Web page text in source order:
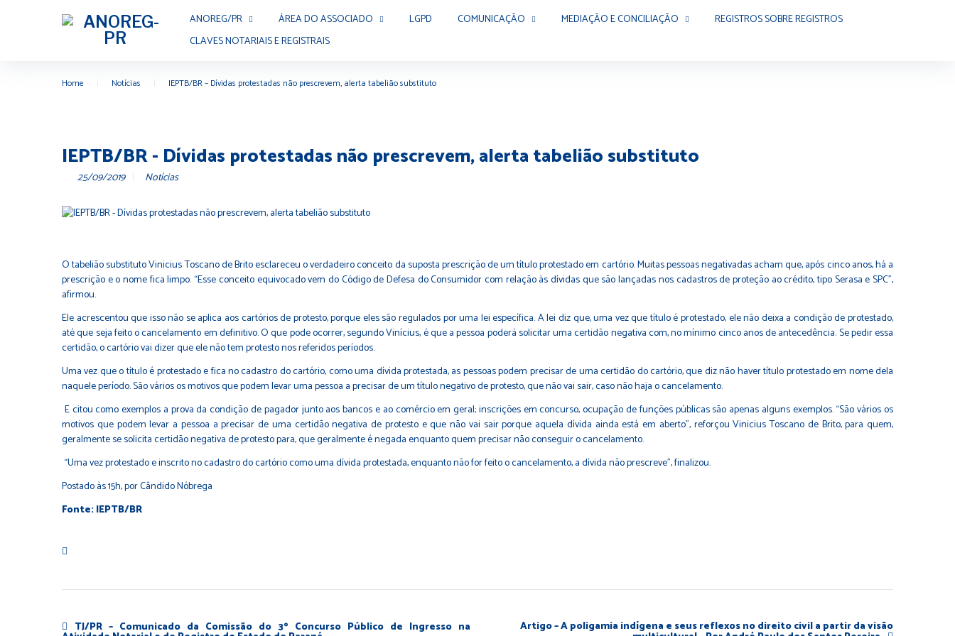
ANOREG/PR ÁREA DO ASSOCIADO LGPD COMUNICAÇÃO MEDIAÇÃO E CONCILIAÇÃO
REGISTROS SOBRE REGISTROS
CLAVES NOTARIAIS E REGISTRAIS
Home Notícias IEPTB/BR – Dívidas protestadas não prescrevem, alerta tabelião substituto
IEPTB/BR - Dívidas protestadas não prescrevem, alerta tabelião substituto
25/09/2019 Notícias
O tabelião substituto Vinicius Toscano de Brito esclareceu o verdadeiro conceito da suposta prescrição de um título protestado em cartório. Muitas pessoas negativadas acham que, após cinco anos, há a
prescrição e o nome fica limpo. “Esse conceito equivocado vem do Código de Defesa do Consumidor com relação às dívidas que são lançadas nos cadastros de proteção ao crédito, tipo Serasa e SPC”,
afirmou.
Ele acrescentou que isso não se aplica aos cartórios de protesto, porque eles são regulados por uma lei específica. A lei diz que, uma vez que título é protestado, ele não deixa a condição de protestado,
até que seja feito o cancelamento em definitivo. O que pode ocorrer, segundo Vinícius, é que a pessoa poderá solicitar uma certidão negativa com, no mínimo cinco anos de antecedência. Se pedir essa
certidão, o cartório vai dizer que ele não tem protesto nos referidos períodos.
Uma vez que o título é protestado e fica no cadastro do cartório, como uma dívida protestada, as pessoas podem precisar de uma certidão do cartório, que diz não haver título protestado em nome dela
naquele período. São vários os motivos que podem levar uma pessoa a precisar de um título negativo de protesto, que não vai sair, caso não haja o cancelamento.
E citou como exemplos a prova da condição de pagador junto aos bancos e ao comércio em geral; inscrições em concurso, ocupação de funções públicas são apenas alguns exemplos. “São vários os
motivos que podem levar a pessoa a precisar de uma certidão negativa de protesto e que não vai sair porque aquela dívida ainda está em aberto”, reforçou Vinicius Toscano de Brito, para quem,
geralmente se solicita certidão negativa de protesto para, que geralmente é negada enquanto quem precisar não conseguir o cancelamento.
“Uma vez protestado e inscrito no cadastro do cartório como uma dívida protestada, enquanto não for feito o cancelamento, a dívida não prescreve”, finalizou.
Postado às 15h, por Cândido Nóbrega
Fonte: IEPTB/BR
TJ/PR – Comunicado da Comissão do 3º Concurso Público de Ingresso na Artigo – A poligamia indígena e seus reflexos no direito civil a partir da visão